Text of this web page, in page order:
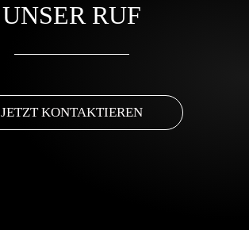
UNSER RUF
JETZT KONTAKTIEREN